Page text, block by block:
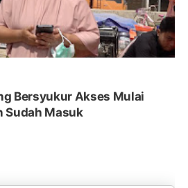
Bersyukur Akses Mulai
Sudah Masuk